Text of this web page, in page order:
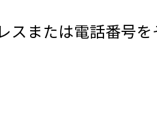
スまたは電話番号を